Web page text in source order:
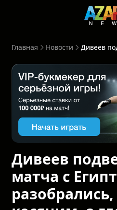
Главная Новости
Дивеев
матча с
разобрались,